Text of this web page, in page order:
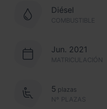
Diésel
COMBUSTIBLE
Jun. 2021
MATRICULACIÓN
Nº PLAZAS
5 plazas